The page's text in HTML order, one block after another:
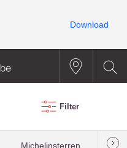
Filter
Michelinsterren
Download